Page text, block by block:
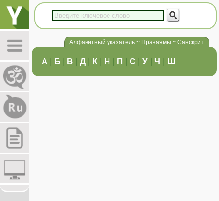
Алфавитный указатель ~ Пранаямы ~ Санскрит
А | Б | В | Д | К | Н | П | С | У | Ч | Ш